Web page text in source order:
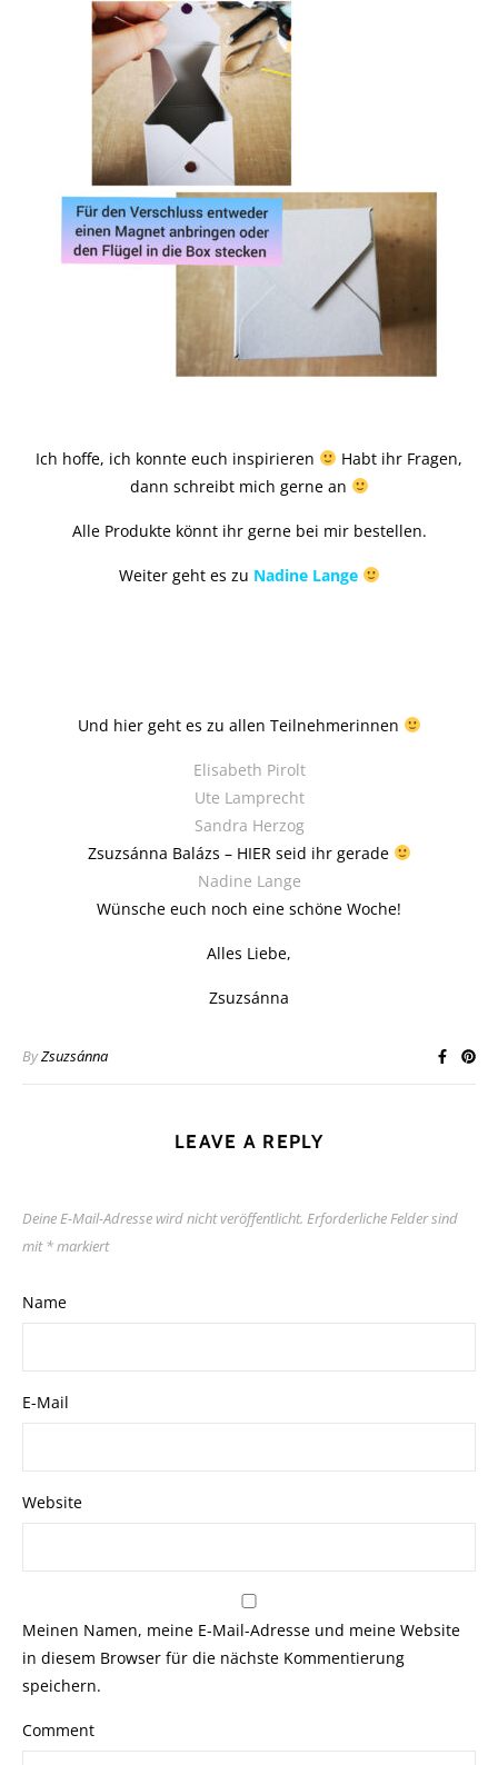
Ich hoffe, ich konnte euch inspirieren
Habt ihr Fragen,
dann schreibt mich gerne an
Alle Produkte könnt ihr gerne bei mir bestellen.
Weiter geht es zu Nadine Lange
Und hier geht es zu allen Teilnehmerinnen
Elisabeth Pirolt
Ute Lamprecht
Sandra Herzog
Zsuzsánna Balázs – HIER seid ihr gerade
Nadine Lange
Wünsche euch noch eine schöne Woche!
Alles Liebe,
Zsuzsánna
ByZsuzsánna
LEAVE A REPLY
Deine E-Mail-Adresse wird nicht veröffentlicht. Erforderliche Felder sind
mit *markiert
Name
E-Mail
Website
Meinen Namen, meine E-Mail-Adresse und meine Website
in diesem Browser für die nächste Kommentierung
speichern.
Comment